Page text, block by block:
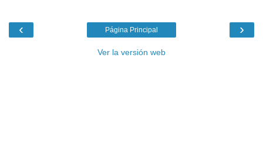
‹ ›
Página Principal
Ver la versión web